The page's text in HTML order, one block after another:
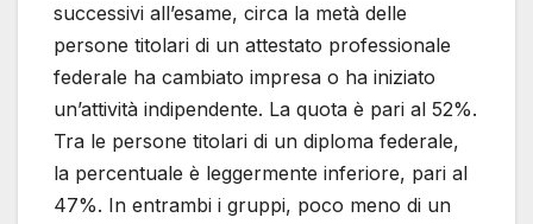
successivi all’esame, circa la metà delle
persone titolari di un attestato professionale
federale ha cambiato impresa o ha iniziato
un’attività indipendente. La quota è pari al 52%.
Tra le persone titolari di un diploma federale,
la percentuale è leggermente inferiore, pari al
47%. In entrambi i gruppi, poco meno di un